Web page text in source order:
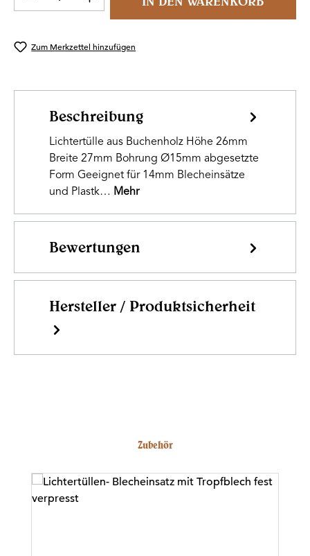
Zum Merkzettel hinzufügen
Beschreibung
Lichtertülle aus Buchenholz Höhe 26mm
Breite 27mm Bohrung Ø15mm abgesetzte
Form Geeignet für 14mm Blecheinsätze
und Plastk… Mehr
Bewertungen
Hersteller / Produktsicherheit
Produktgalerie überspringen
Zubehör